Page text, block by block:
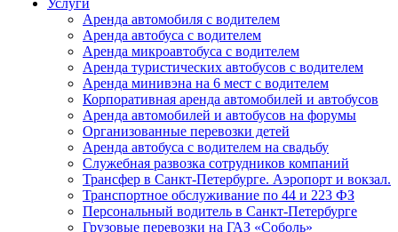
Услуги
Аренда автомобиля с водителем
Аренда автобуса с водителем
Аренда микроавтобуса с водителем
Аренда туристических автобусов с водителем
Аренда минивэна на 6 мест с водителем
Корпоративная аренда автомобилей и автобусов
Аренда автомобилей и автобусов на форумы
Организованные перевозки детей
Аренда автобуса с водителем на свадьбу
Служебная развозка сотрудников компаний
Трансфер в Санкт-Петербурге. Аэропорт и вокзал.
Транспортное обслуживание по 44 и 223 ФЗ
Персональный водитель в Санкт-Петербурге
Грузовые перевозки на ГАЗ «Соболь»